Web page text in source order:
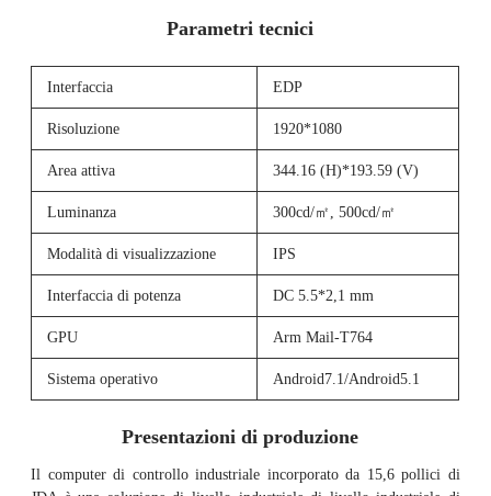
Parametri tecnici
Interfaccia EDP
Risoluzione 1920*1080
Area attiva 344.16 (H)*193.59 (V)
Luminanza 300cd/㎡, 500cd/㎡
Modalità di visualizzazione IPS
Interfaccia di potenza DC 5.5*2,1 mm
GPU Arm Mail-T764
Sistema operativo Android7.1/Android5.1
Presentazioni di produzione
Il computer di controllo industriale incorporato da 15,6 pollici di